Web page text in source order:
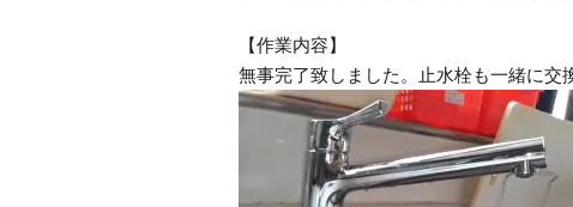
【作業内容】
無事完了致しました。止水栓も一緒に交